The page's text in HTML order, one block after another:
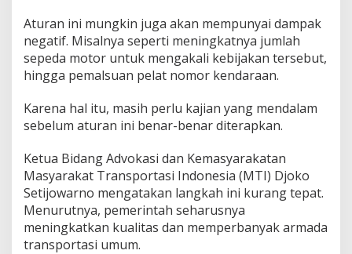
Aturan ini mungkin juga akan mempunyai dampak
negatif. Misalnya seperti meningkatnya jumlah
sepeda motor untuk mengakali kebijakan tersebut,
hingga pemalsuan pelat nomor kendaraan.
Karena hal itu, masih perlu kajian yang mendalam
sebelum aturan ini benar-benar diterapkan.
Ketua Bidang Advokasi dan Kemasyarakatan
Masyarakat Transportasi Indonesia (MTI) Djoko
Setijowarno mengatakan langkah ini kurang tepat.
Menurutnya, pemerintah seharusnya
meningkatkan kualitas dan memperbanyak armada
transportasi umum.